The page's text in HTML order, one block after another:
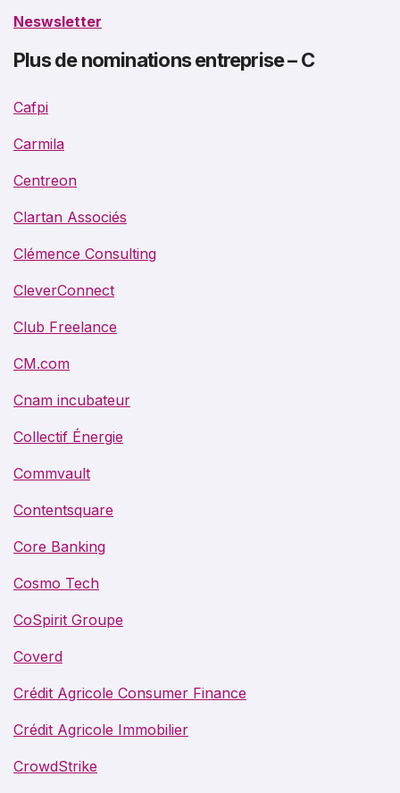
Neswsletter
Plus de nominations entreprise – C
Cafpi
Carmila
Centreon
Clartan Associés
Clémence Consulting
CleverConnect
Club Freelance
CM.com
Cnam incubateur
Collectif Énergie
Commvault
Contentsquare
Core Banking
Cosmo Tech
CoSpirit Groupe
Coverd
Crédit Agricole Consumer Finance
Crédit Agricole Immobilier
CrowdStrike